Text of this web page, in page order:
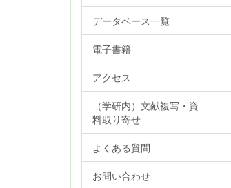
データベース一覧
電子書籍
アクセス
（学研内）文献複写・資
料取り寄せ
よくある質問
お問い合わせ